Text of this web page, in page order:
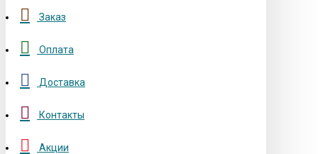
Заказ
Оплата
Доставка
Контакты
Акции